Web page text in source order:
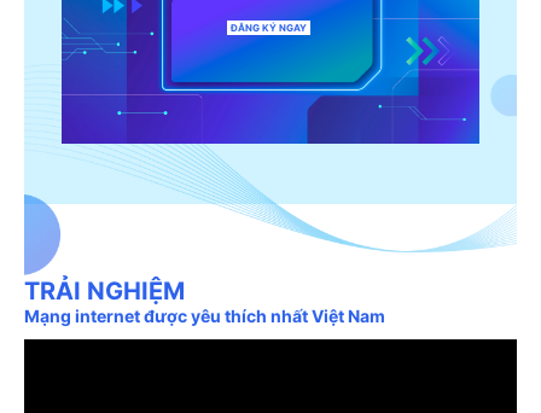
ĐĂNG KÝ NGAY
TRẢI NGHIỆM
Mạng internet được yêu thích nhất Việt Nam